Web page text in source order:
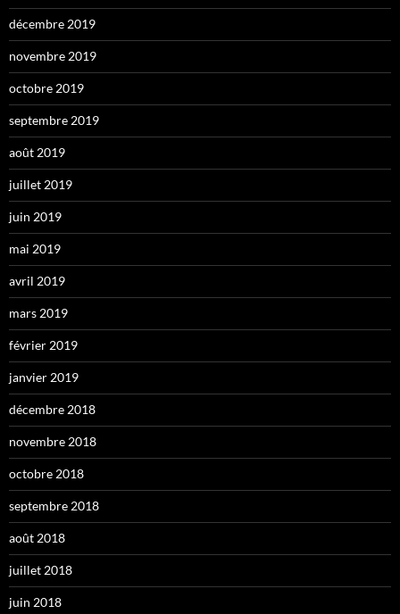
décembre 2019
novembre 2019
octobre 2019
septembre 2019
août 2019
juillet 2019
juin 2019
mai 2019
avril 2019
mars 2019
février 2019
janvier 2019
décembre 2018
novembre 2018
octobre 2018
septembre 2018
août 2018
juillet 2018
juin 2018